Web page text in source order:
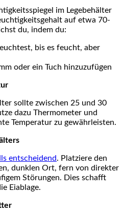
im ‍Legebehälter
auf etwa 70-
du, indem du:
bis es feucht, aber
oder ein Tuch hinzuzufügen
sollte zwischen‌ 25 und 30
dazu‌ Thermometer und
Temperatur⁤ zu gewährleisten.
entscheidend. Platziere den
⁤dunklen Ort,‍ fern von direkter
‍Störungen. Dies schafft
Eiablage.